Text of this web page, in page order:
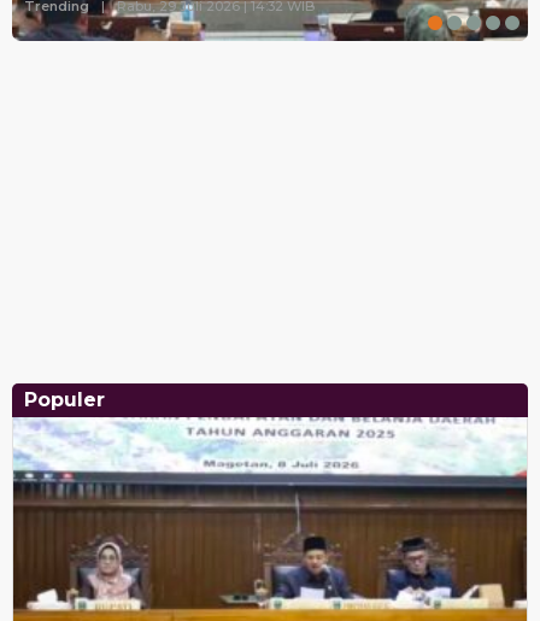
Trending
| Rabu, 29 Juli 2026 | 14:32 WIB
Populer